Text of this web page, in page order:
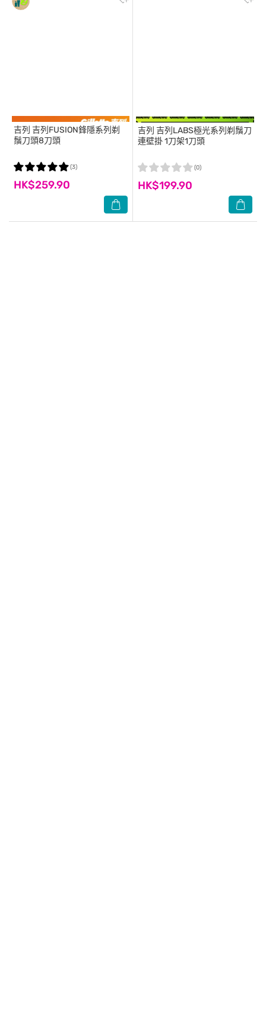
吉列 吉列FUSION鋒隱系列剃
鬚刀頭8刀頭
HK$259.90
(3)
吉列 吉列LABS極光系列剃鬚刀
連壁掛 1刀架1刀頭
HK$199.90
(0)